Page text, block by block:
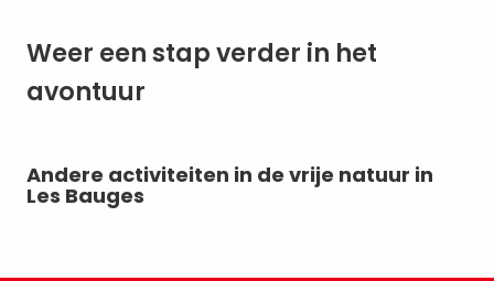
Weer een stap verder in het
avontuur
Andere activiteiten in de vrije natuur in
Les Bauges